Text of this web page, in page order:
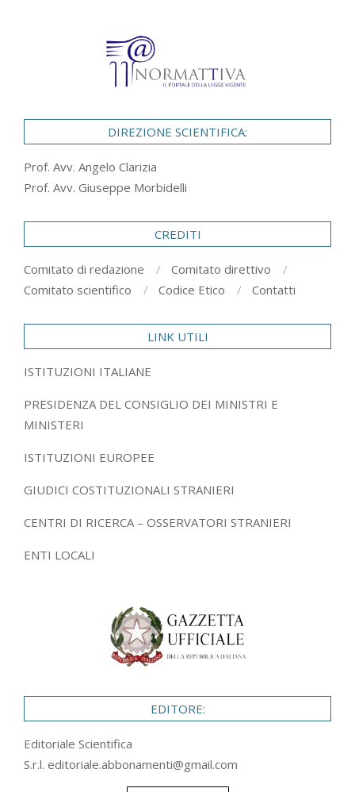
DIREZIONE SCIENTIFICA:
Prof. Avv. Angelo Clarizia
Prof. Avv. Giuseppe Morbidelli
CREDITI
Comitato di redazione
Comitato direttivo
Comitato scientifico
Codice Etico Contatti
LINK UTILI
ISTITUZIONI ITALIANE
PRESIDENZA DEL CONSIGLIO DEI MINISTRI E
MINISTERI
ISTITUZIONI EUROPEE
GIUDICI COSTITUZIONALI STRANIERI
CENTRI DI RICERCA – OSSERVATORI STRANIERI
ENTI LOCALI
EDITORE:
Editoriale Scientifica
S.r.l. editoriale.abbonamenti@gmail.com